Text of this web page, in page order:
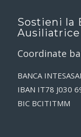
Sostieni la
Ausiliatrice
Coordinate
BANCA
IBAN IT78 J030
BIC BCITITMM